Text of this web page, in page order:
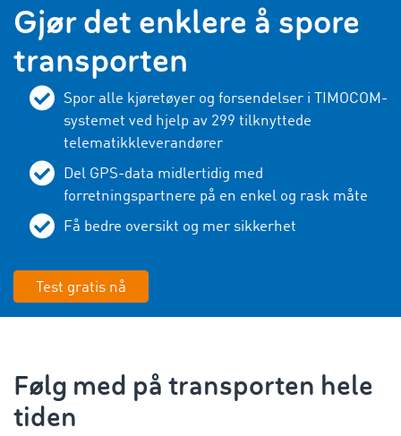
Gjør det enklere å spore
transporten
Spor alle kjøretøyer og forsendelser i TIMOCOM-
systemet ved hjelp av 299 tilknyttede
telematikkleverandører
Del GPS-data midlertidig med
forretningspartnere på en enkel og rask måte
Få bedre oversikt og mer sikkerhet
Test gratis nå
Følg med på transporten hele
tiden